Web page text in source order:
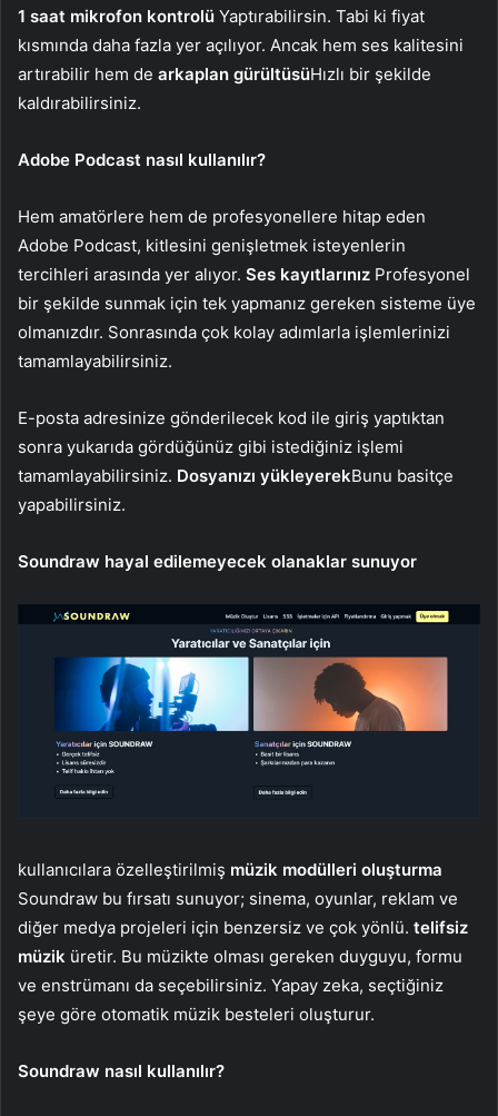
1 saat mikrofon kontrolü Yaptırabilirsin. Tabi ki fiyat
kısmında daha fazla yer açılıyor. Ancak hem ses kalitesini
artırabilir hem de arkaplan gürültüsüHızlı bir şekilde
kaldırabilirsiniz.
Adobe Podcast nasıl kullanılır?
Hem amatörlere hem de profesyonellere hitap eden
Adobe Podcast, kitlesini genişletmek isteyenlerin
tercihleri ​​arasında yer alıyor. Ses kayıtlarınız Profesyonel
bir şekilde sunmak için tek yapmanız gereken sisteme üye
olmanızdır. Sonrasında çok kolay adımlarla işlemlerinizi
tamamlayabilirsiniz.
E-posta adresinize gönderilecek kod ile giriş yaptıktan
sonra yukarıda gördüğünüz gibi istediğiniz işlemi
tamamlayabilirsiniz. Dosyanızı yükleyerekBunu basitçe
yapabilirsiniz.
Soundraw hayal edilemeyecek olanaklar sunuyor
kullanıcılara özelleştirilmiş müzik modülleri oluşturma
Soundraw bu fırsatı sunuyor; sinema, oyunlar, reklam ve
diğer medya projeleri için benzersiz ve çok yönlü. telifsiz
müzik üretir. Bu müzikte olması gereken duyguyu, formu
ve enstrümanı da seçebilirsiniz. Yapay zeka, seçtiğiniz
şeye göre otomatik müzik besteleri oluşturur.
Soundraw nasıl kullanılır?